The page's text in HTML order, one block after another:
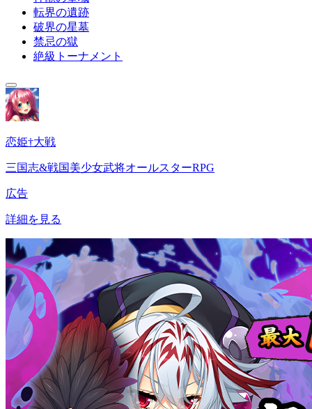
転界の遺跡
破界の星墓
禁忌の獄
絶級トーナメント
恋姫†大戦
三国志&戦国美少女武将オールスターRPG
広告
詳細を見る